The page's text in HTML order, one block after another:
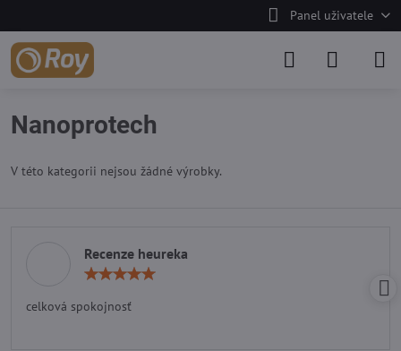
Panel uživatele
Nanoprotech
V této kategorii nejsou žádné výrobky.
Recenze heureka
celková spokojnosť